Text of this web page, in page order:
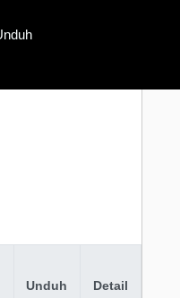
Unduh Detail